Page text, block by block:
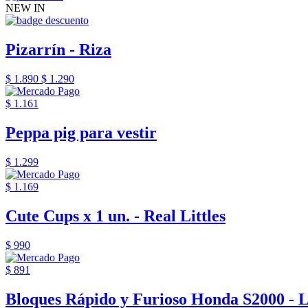
NEW IN
Pizarrín - Riza
$ 1.890 $ 1.290
$ 1.161
Peppa pig para vestir
$ 1.299
$ 1.169
Cute Cups x 1 un. - Real Littles
$ 990
$ 891
Bloques Rápido y Furioso Honda S2000 -